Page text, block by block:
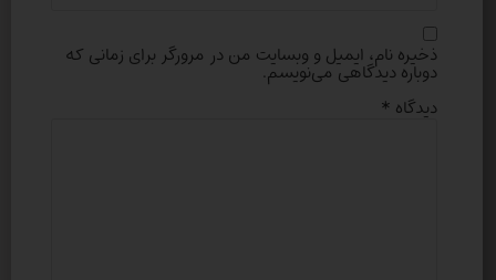
دیدگاه *
ذخیره نام، ایمیل و وبسایت من در مرورگر برای زمانی که
دوباره دیدگاهی می‌نویسم.